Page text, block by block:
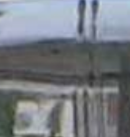
VÁROSUNKRÓL
LAKOSSÁGI
INFORMÁCIÓK
HASZNOS